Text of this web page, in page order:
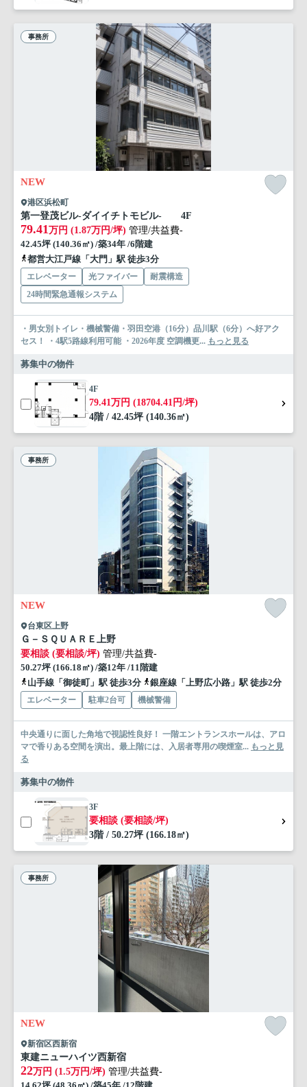
事務所
NEW
港区浜松町
第一登茂ビル-ダイイチトモビル- 4F
79.41万円 (1.87万円/坪) 管理/共益費-
42.45坪 (140.36㎡) /築34年 /6階建
都営大江戸線「大門」駅 徒歩3分
エレベーター 光ファイバー
耐震構造
24時間緊急通報システム
・男女別トイレ・機械警備・羽田空港（16分）品川駅（6分）へ好アク
セス！ ・4駅5路線利用可能 ・2026年度 空調機更... もっと見る
募集中の物件
4F
79.41万円 (18704.41円/坪)
4階 / 42.45坪 (140.36㎡)
事務所
NEW
台東区上野
Ｇ－ＳＱＵＡＲＥ上野
要相談 (要相談/坪) 管理/共益費-
50.27坪 (166.18㎡) /築12年 /11階建
山手線「御徒町」駅 徒歩3分
銀座線「上野広小路」駅 徒歩2分
エレベーター 駐車2台可 機械警備
中央通りに面した角地で視認性良好！ 一階エントランスホールは、アロ
マで香りある空間を演出。最上階には、入居者専用の喫煙室... もっと見
る
募集中の物件
3F
要相談 (要相談/坪)
3階 / 50.27坪 (166.18㎡)
事務所
NEW
新宿区西新宿
東建ニューハイツ西新宿
22万円 (1.5万円/坪) 管理/共益費-